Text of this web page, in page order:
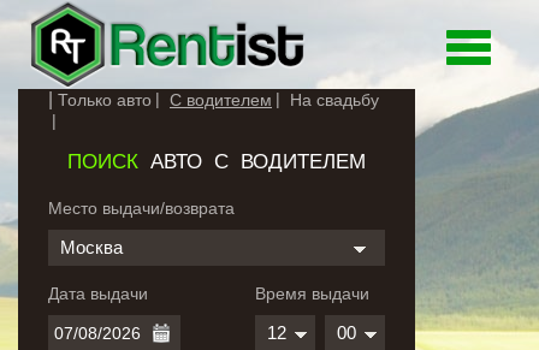
Toggle
Только авто С водителем На свадьбу
ПОИСК АВТО С ВОДИТЕЛЕМ
Место выдачи/возврата
Москва
Дата выдачи Время выдачи
12 00